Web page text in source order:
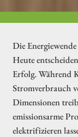
Die
Heute
Erfolg. Während
Stromverbrauch
Dimensionen
emissionsarme
elektrifizieren